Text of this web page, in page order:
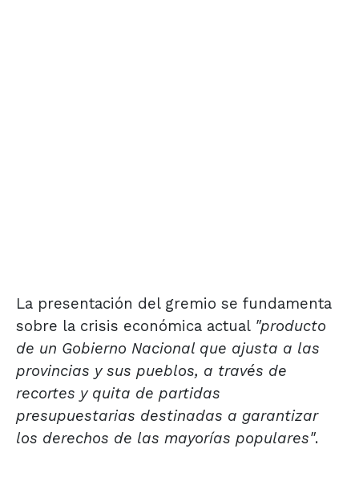
La presentación del gremio se fundamenta
sobre la crisis económica actual "producto
de un Gobierno Nacional que ajusta a las
provincias y sus pueblos, a través de
recortes y quita de partidas
presupuestarias destinadas a garantizar
los derechos de las mayorías populares".